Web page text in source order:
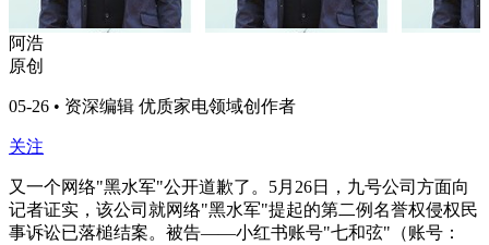
阿浩
原创
05-26 • 资深编辑 优质家电领域创作者
关注
又一个网络"黑水军"公开道歉了。5月26日，九号公司方面向
记者证实，该公司就网络"黑水军"提起的第二例名誉权侵权民
事诉讼已落槌结案。被告——小红书账号"七和弦"（账号：